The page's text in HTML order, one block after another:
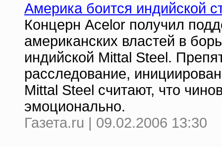
Америка боится индийской
Концерн Acelor получил
американских властей в
индийской Mittal Steel.
расследование,
Mittal Steel считают, что
эмоционально.
Газета.ru | 09.02.2006 13:30